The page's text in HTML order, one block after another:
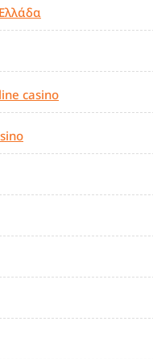
casino